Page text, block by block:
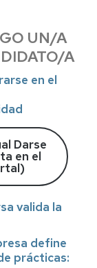
UN/A
A
en el
Darse
en el
valida la
define
prácticas: